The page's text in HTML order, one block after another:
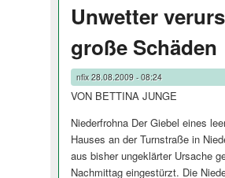
Unwetter
große Schäden
nfix28.08.2009 - 08:24
VON BETTINA JUNGE
Niederfrohna Der Giebel eines
Hauses an der Turnstraße in
aus bisher ungeklärter Ursache
Nachmittag eingestürzt. Die